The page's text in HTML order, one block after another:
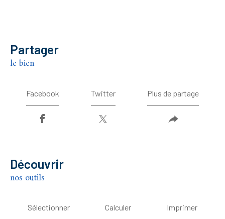
partager
le bien
Facebook Twitter Plus de partage
découvrir
nos outils
Sélectionner Calculer Imprimer